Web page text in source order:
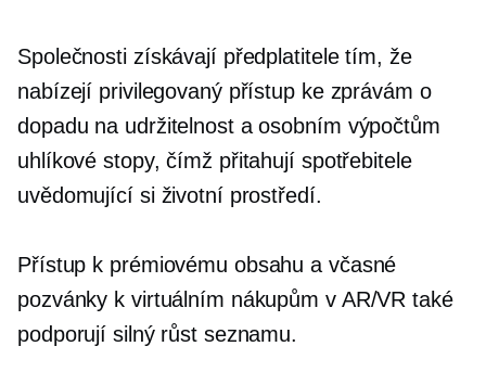
Společnosti získávají předplatitele tím, že
nabízejí privilegovaný přístup ke zprávám o
dopadu na udržitelnost a osobním výpočtům
uhlíkové stopy, čímž přitahují spotřebitele
uvědomující si životní prostředí.
Přístup k prémiovému obsahu a včasné
pozvánky k virtuálním nákupům v AR/VR také
podporují silný růst seznamu.